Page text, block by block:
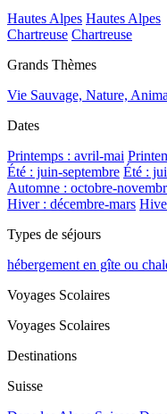
Hautes Alpes Hautes Alpes
Chartreuse Chartreuse
Grands Thèmes
Vie Sauvage, Nature,
Dates
Printemps : avril-mai
Été : juin-septembre Été :
Automne : octobre-
Hiver : décembre-mars
Types de séjours
hébergement en gîte ou
Voyages Scolaires
Voyages Scolaires
Destinations
Suisse